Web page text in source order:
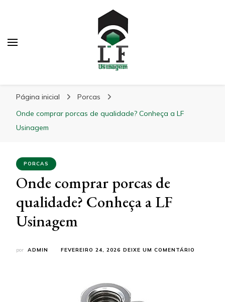
Página inicial
Porcas
Onde comprar porcas de qualidade? Conheça a LF
Usinagem
PORCAS
Onde comprar porcas de
qualidade? Conheça a LF
Usinagem
por ADMIN FEVEREIRO 24, 2026 DEIXE UM COMENTÁRIO